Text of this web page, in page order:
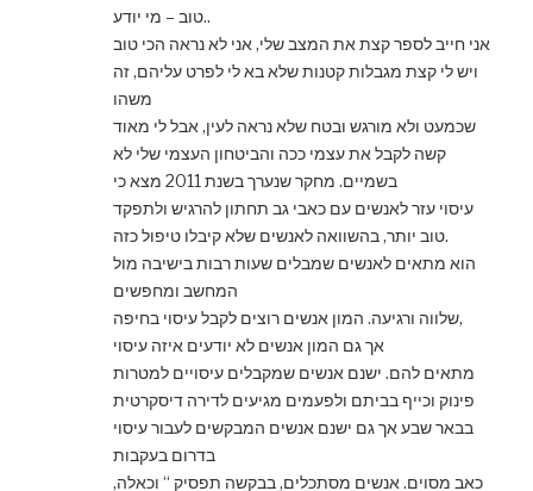
טוב – מי יודע..
אני חייב לספר קצת את המצב שלי, אני לא נראה הכי טוב
ויש לי קצת מגבלות קטנות שלא בא לי לפרט עליהם, זה
משהו
שכמעט ולא מורגש ובטח שלא נראה לעין, אבל לי מאוד
קשה לקבל את עצמי ככה והביטחון העצמי שלי לא
בשמיים. מחקר שנערך בשנת 2011 מצא כי
עיסוי עזר לאנשים עם כאבי גב תחתון להרגיש ולתפקד
טוב יותר, בהשוואה לאנשים שלא קיבלו טיפול כזה.
הוא מתאים לאנשים שמבלים שעות רבות בישיבה מול
המחשב ומחפשים
שלווה ורגיעה. המון אנשים רוצים לקבל עיסוי בחיפה,
אך גם המון אנשים לא יודעים איזה עיסוי
מתאים להם. ישנם אנשים שמקבלים עיסויים למטרות
פינוק וכייף בביתם ולפעמים מגיעים לדירה דיסקרטית
בבאר שבע אך גם ישנם אנשים המבקשים לעבור עיסוי
בדרום בעקבות
כאב מסוים. אנשים מסתכלים, בבקשה תפסיק “ וכאלה,